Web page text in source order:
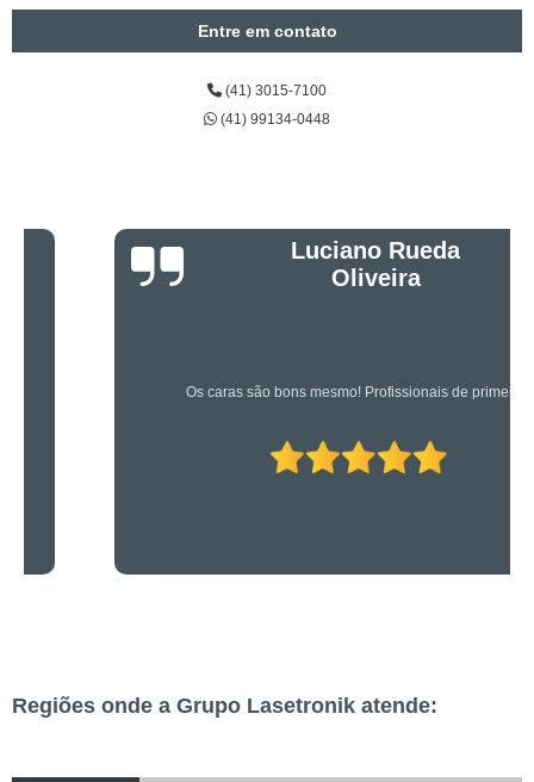
Entre em contato
(41) 3015-7100
(41) 99134-0448
Luciano Rueda
Os caras são bons mesmo! Profissionais de primeira!
Regiões onde a Grupo Lasetronik atende: